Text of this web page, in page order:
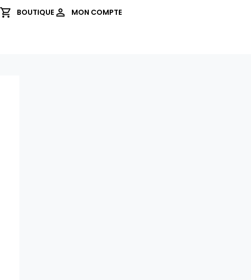
BOUTIQUE MON COMPTE